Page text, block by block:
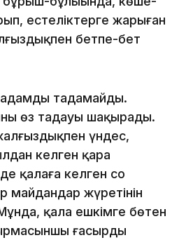
естеліктерге жарыған
бетпе-бет
таңдамайды.
өз таңдауы шақырады.
үндес,
келген қара
қалаға келген соң
майдандар жүретінін
қала ешкімге бөтен
ғасырдың